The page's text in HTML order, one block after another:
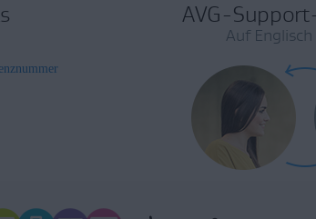
AVG-
Auf